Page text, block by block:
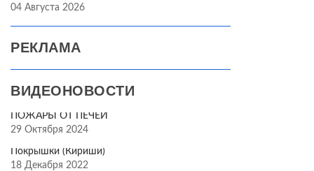
04 Августа 2026
РЕКЛАМА
ВИДЕОНОВОСТИ
ПОЖАРЫ ОТ ПЕЧЕЙ
29 Октября 2024
Покрышки (Кириши)
18 Декабря 2022